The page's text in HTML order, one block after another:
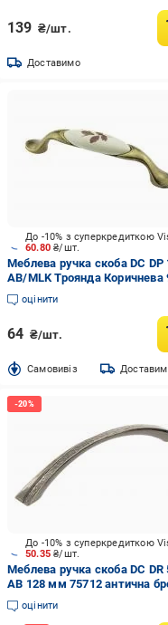
139 ₴/шт.
Доставимо
60.80₴/шт.
Меблева ручка скоба DC DP
AB/MLK Троянда Коричнева
мм антична бронза
оцінити
64 ₴/шт.
Cамовивіз
50.35₴/шт.
Меблева ручка скоба DC DR
AB 128 мм 75712 антична
оцінити